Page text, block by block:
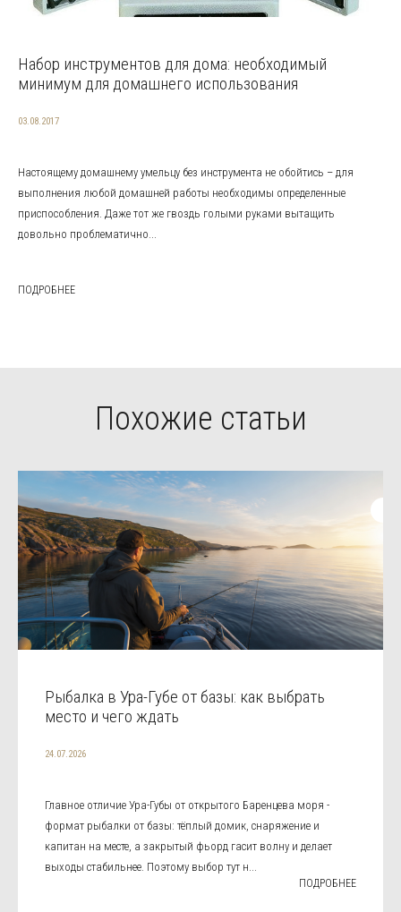
Набор инструментов для дома: необходимый
минимум для домашнего использования
03.08.2017
Настоящему домашнему умельцу без инструмента не обойтись – для
выполнения любой домашней работы необходимы определенные
приспособления. Даже тот же гвоздь голыми руками вытащить
довольно проблематично...
ПОДРОБНЕЕ
Похожие статьи
Рыбалка в Ура-Губе от базы: как выбрать
место и чего ждать
24.07.2026
Главное отличие Ура-Губы от открытого Баренцева моря -
формат рыбалки от базы: тёплый домик, снаряжение и
капитан на месте, а закрытый фьорд гасит волну и делает
выходы стабильнее. Поэтому выбор тут н...
ПОДРОБНЕЕ